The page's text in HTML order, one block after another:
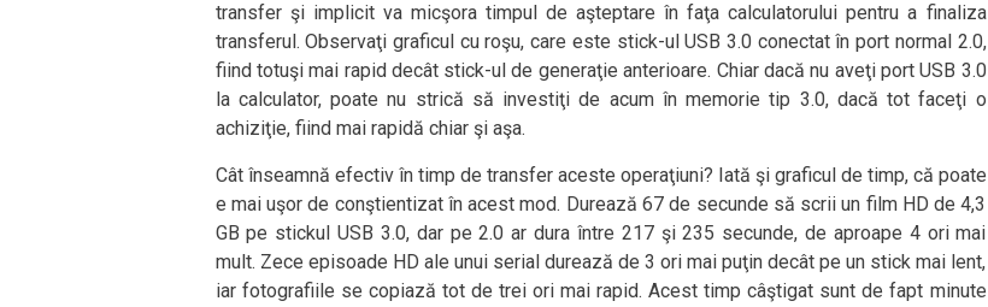
transfer şi implicit va micşora timpul de aşteptare în faţa calculatorului pentru a finaliza
transferul. Observaţi graficul cu roşu, care este stick-ul USB 3.0 conectat în port normal 2.0,
fiind totuşi mai rapid decât stick-ul de generaţie anterioare. Chiar dacă nu aveţi port USB 3.0
la calculator, poate nu strică să investiţi de acum în memorie tip 3.0, dacă tot faceţi o
achiziţie, fiind mai rapidă chiar şi aşa.
Cât înseamnă efectiv în timp de transfer aceste operaţiuni? Iată şi graficul de timp, că poate
e mai uşor de conştientizat în acest mod. Durează 67 de secunde să scrii un film HD de 4,3
GB pe stickul USB 3.0, dar pe 2.0 ar dura între 217 şi 235 secunde, de aproape 4 ori mai
mult. Zece episoade HD ale unui serial durează de 3 ori mai puţin decât pe un stick mai lent,
iar fotografiile se copiază tot de trei ori mai rapid. Acest timp câştigat sunt de fapt minute